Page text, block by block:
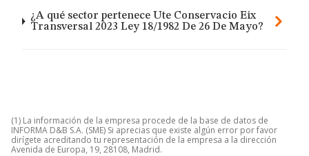
¿A qué sector pertenece Ute Conservacio Eix
Transversal 2023 Ley 18/1982 De 26 De Mayo?
(1) La información de la empresa procede de la base de datos de
INFORMA D&B S.A. (SME) Si aprecias que existe algún error por favor
dirígete acreditando tu representación de la empresa a la dirección
Avenida de Europa, 19, 28108, Madrid.